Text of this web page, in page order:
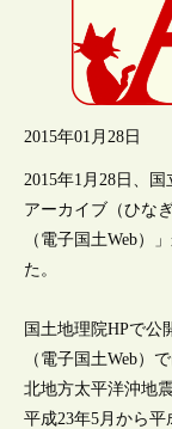
2015年01月28日
2015年1月28日、
アーカイブ（ひな
（電子国土Web）
た。
国土地理院HPで公
（電子国土Web）
北地方太平洋沖地
平成23年5月から平